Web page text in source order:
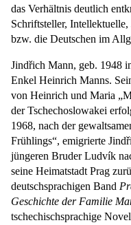
das Verhältnis deutlich
Schriftsteller,
bzw. die Deutschen im
Jindřich Mann, geb. 1948
Enkel Heinrich Manns.
von Heinrich und Maria
der Tschechoslowakei
1968, nach der
Frühlings“, emigrierte
jüngeren Bruder Ludvík
seine Heimatstadt Prag
deutschsprachigen Band
Geschichte der Familie
tschechischsprachige